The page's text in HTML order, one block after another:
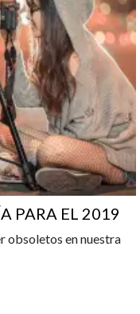
PARA EL 2019
obsoletos en nuestra